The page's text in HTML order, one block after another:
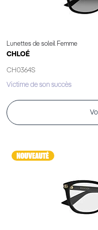
Lunettes de soleil Femme
CHLOÉ
CH0364S
Victime de son succès